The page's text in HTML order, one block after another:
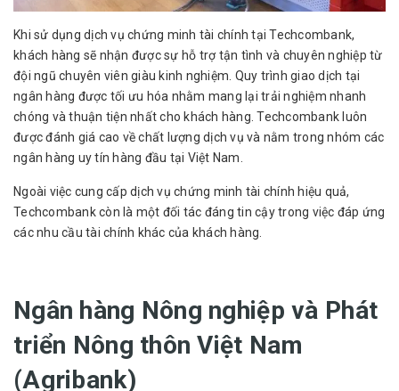
Khi sử dụng dịch vụ chứng minh tài chính tại Techcombank,
khách hàng sẽ nhận được sự hỗ trợ tận tình và chuyên nghiệp từ
đội ngũ chuyên viên giàu kinh nghiệm. Quy trình giao dịch tại
ngân hàng được tối ưu hóa nhằm mang lại trải nghiệm nhanh
chóng và thuận tiện nhất cho khách hàng. Techcombank luôn
được đánh giá cao về chất lượng dịch vụ và nằm trong nhóm các
ngân hàng uy tín hàng đầu tại Việt Nam.
Ngoài việc cung cấp dịch vụ chứng minh tài chính hiệu quả,
Techcombank còn là một đối tác đáng tin cậy trong việc đáp ứng
các nhu cầu tài chính khác của khách hàng.
Ngân hàng Nông nghiệp và Phát
triển Nông thôn Việt Nam
(Agribank)